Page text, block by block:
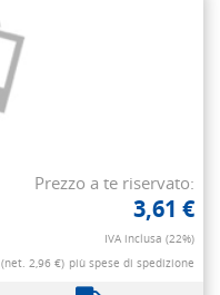
Prezzo a te riservato:
3,61 €
IVA inclusa (22%)
(net. 2,96 €) più spese di spedizione